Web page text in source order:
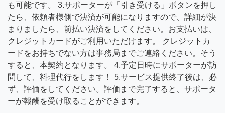
も可能です。 3.サポーターが「引き受ける」ボタンを押し
たら、依頼者様側で決済が可能になりますので、詳細が決
まりましたら、前払い決済をしてください。お支払いは、
クレジットカードがご利用いただけます。 クレジットカ
ードをお持ちでない方は事務局までご連絡ください。そう
すると、本契約となります。 4.予定日時にサポーターが訪
問して、料理代行をします！ 5.サービス提供終了後は、必
ず、評価をしてください。評価まで完了すると、サポータ
ーが報酬を受け取ることができます。